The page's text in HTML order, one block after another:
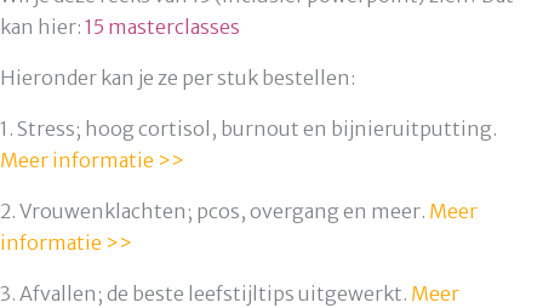
kan hier: 15 masterclasses
Hieronder kan je ze per stuk bestellen:
1. Stress; hoog cortisol, burnout en bijnieruitputting.
Meer informatie >>
2. Vrouwenklachten; pcos, overgang en meer. Meer
informatie >>
3. Afvallen; de beste leefstijltips uitgewerkt. Meer